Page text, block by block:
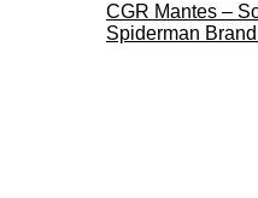
CGR Mantes –
Spiderman